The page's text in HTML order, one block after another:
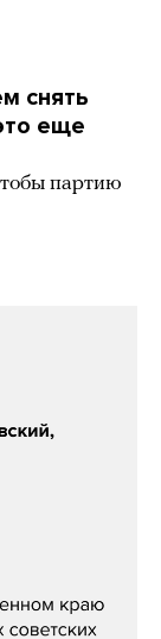
снять
еще
партию